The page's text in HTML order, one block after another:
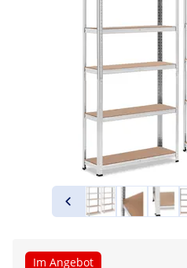
Im Angebot